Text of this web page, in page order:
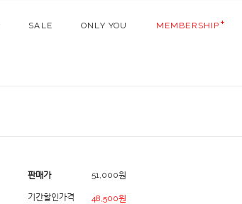
SALE ONLY YOU MEMBERSHIP
판매가 51,000원
기간할인가격 48,500원